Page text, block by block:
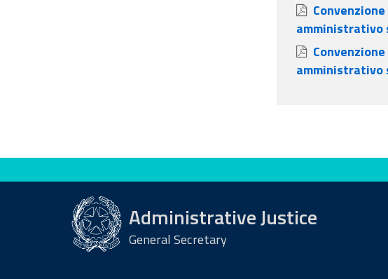
amministrativo
amministrativo
Evaluate this site
Administrative Justice
General Secretary